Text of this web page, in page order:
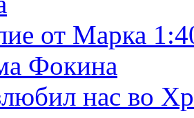
от Марка
Фокина
нас во